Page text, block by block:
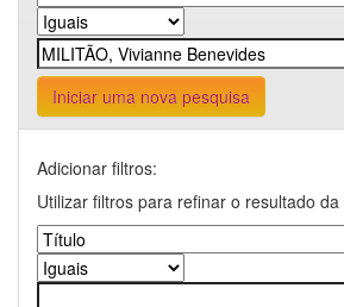
Iniciar uma nova pesquisa
Adicionar filtros:
Utilizar filtros para refinar o resultado da